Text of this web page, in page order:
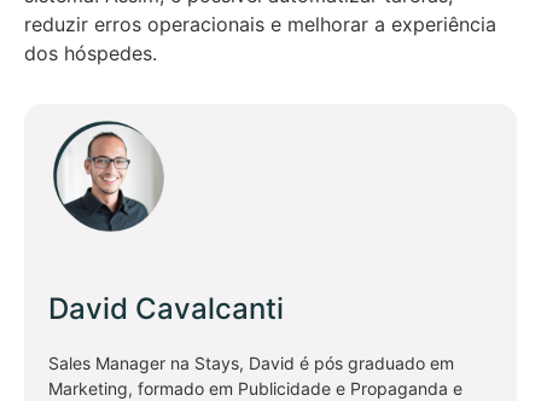
reduzir erros operacionais e melhorar a experiência
dos hóspedes.
David Cavalcanti
Sales Manager na Stays, David é pós graduado em
Marketing, formado em Publicidade e Propaganda e